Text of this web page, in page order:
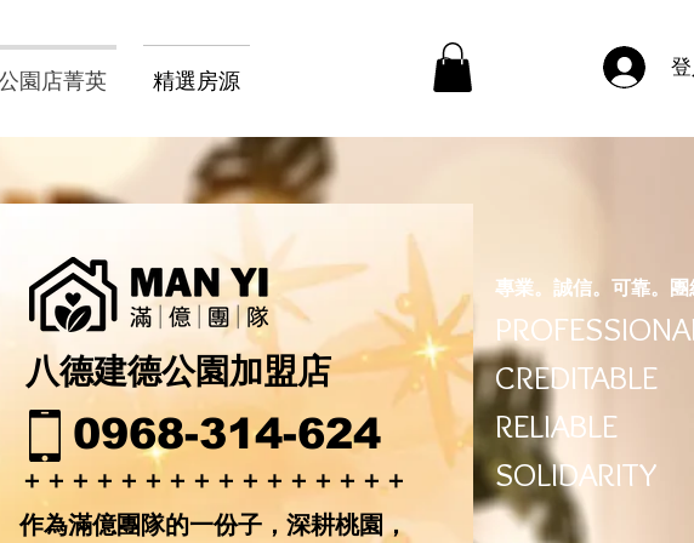
園店菁英 精選房源
CREDITABLE
RELIABLE
SOLIDARITY
專業。誠信。可靠。團
八德建德公園加盟店
0968-314-624
＋＋＋＋＋＋＋＋＋＋＋＋＋＋＋＋
作為滿億團隊的一份子，深耕桃園，